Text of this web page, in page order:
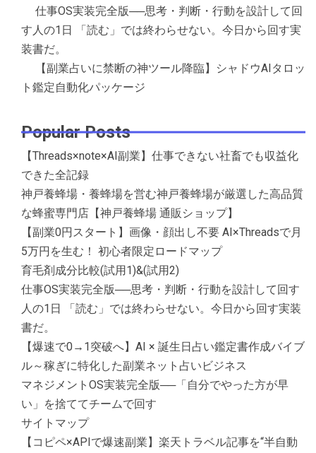
仕事OS実装完全版──思考・判断・行動を設計して回
す人の1日 「読む」では終わらせない。今日から回す実
装書だ。
【副業占いに禁断の神ツール降臨】シャドウAIタロッ
ト鑑定自動化パッケージ
Popular Posts
【Threads×note×AI副業】仕事できない社畜でも収益化
できた全記録
神戸養蜂場・養蜂場を営む神戸養蜂場が厳選した高品質
な蜂蜜専門店【神戸養蜂場 通販ショップ】
【副業0円スタート】画像・顔出し不要 AI×Threadsで月
5万円を生む！ 初心者限定ロードマップ
育毛剤成分比較(試用1)&(試用2)
仕事OS実装完全版──思考・判断・行動を設計して回す
人の1日 「読む」では終わらせない。今日から回す実装
書だ。
【爆速で0→1突破へ】AI × 誕生日占い鑑定書作成バイブ
ル～稼ぎに特化した副業ネット占いビジネス
マネジメントOS実装完全版──「自分でやった方が早
い」を捨ててチームで回す
サイトマップ
【コピペ×APIで爆速副業】楽天トラベル記事を“半自動